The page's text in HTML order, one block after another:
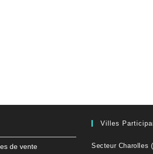
de vente
Villes
Secteur Charolles